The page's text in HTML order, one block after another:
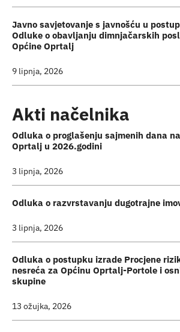
Javno savjetovanje s javnošću u
Odluke o obavljanju dimnjačarskih
Općine Oprtalj
9 lipnja, 2026
Akti načelnika
Odluka o proglašenju sajmenih dana
Oprtalj u 2026.godini
3 lipnja, 2026
Odluka o razvrstavanju dugotrajne
3 lipnja, 2026
Odluka o postupku izrade Procjene
nesreća za Općinu Oprtalj-Portole i
skupine
13 ožujka, 2026